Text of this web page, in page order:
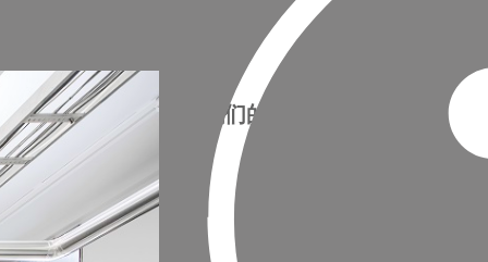
订阅我们的新闻